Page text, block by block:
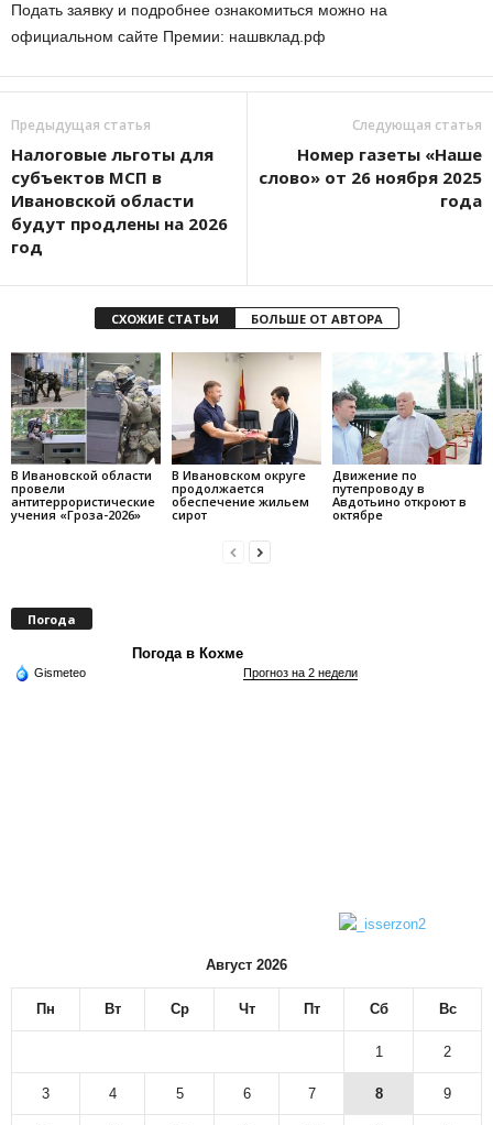
Подать заявку и подробнее ознакомиться можно на
официальном сайте Премии: нашвклад.рф
Предыдущая статья
Налоговые льготы для
субъектов МСП в
Ивановской области
будут продлены на 2026
год
Следующая статья
Номер газеты «Наше
слово» от 26 ноября 2025
года
СХОЖИЕ СТАТЬИ БОЛЬШЕ ОТ АВТОРА
В Ивановской области
провели
антитеррористические
учения «Гроза-2026»
В Ивановском округе
продолжается
обеспечение жильем
сирот
Движение по
путепроводу в
Авдотьино откроют в
октябре
Погода
Погода в Кохме
Gismeteo Прогноз на 2 недели
Август 2026
Пн Вт Ср Чт Пт Сб Вс
1 2
3 4 5 6 7 8 9